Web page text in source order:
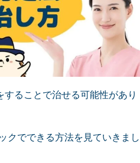
ることで治せる可能性があり
クでできる方法を見ていきまし